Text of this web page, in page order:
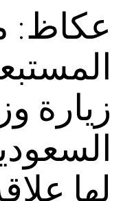
عكاظ:
زيارة
لها